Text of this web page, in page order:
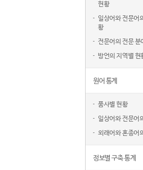
현황
일상어와 전문어
황
전문어의 전문 분
방언의 지역별 현
원어 통계
품사별 현황
일상어와 전문어
외래어와 혼종어
정보별 구축 통계